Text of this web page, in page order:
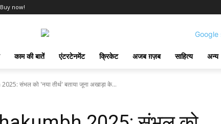
Buy now!
काम की बातें एंटरटेनमेंट क्रिकेट अजब ग़ज़ब साहित्य अन्य
संभल को 'नया तीर्थ' बताया जूना अखाड़ा के...